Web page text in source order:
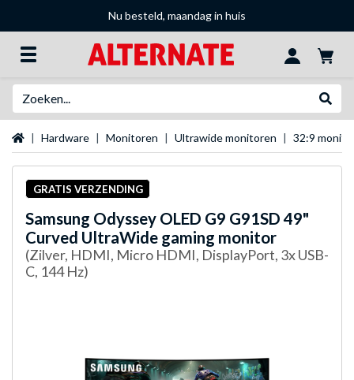
Nu besteld, maandag in huis
Startpagina
Hardware Monitoren Ultrawide monitoren 32:9
GRATIS VERZENDING
Samsung Odyssey OLED G9 G91SD 49"
Curved UltraWide gaming monitor
(Zilver, HDMI, Micro HDMI, DisplayPort, 3x USB-
C, 144 Hz)